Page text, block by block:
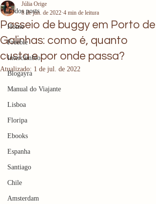
Todos posts
Home
Freebie
Intercâmbio
Blogayra
Manual do Viajante
Lisboa
Floripa
Ebooks
Espanha
Santiago
Chile
Amsterdam
Passeio de buggy em Porto de
Galinhas: como é, quanto
custa e por onde passa?
Júlia Orige
8 de jun. de 2022 4 min de leitura
Atualizado: 1 de jul. de 2022